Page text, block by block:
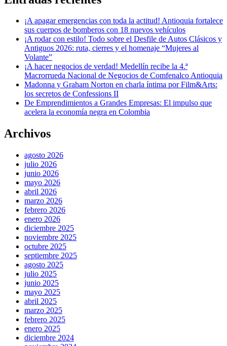
¡A apagar emergencias con toda la actitud! Antioquia fortalece
sus cuerpos de bomberos con 18 nuevos vehículos
¡A rodar con estilo! Todo sobre el Desfile de Autos Clásicos y
Antiguos 2026: ruta, cierres y el homenaje “Mujeres al
Volante”
¡A hacer negocios de verdad! Medellín recibe la 4.ª
Macrorrueda Nacional de Negocios de Comfenalco Antioquia
Madonna y Graham Norton en charla íntima por Film&Arts:
los secretos de Confessions II
De Emprendimientos a Grandes Empresas: El impulso que
acelera la economía negra en Colombia
Archivos
agosto 2026
julio 2026
junio 2026
mayo 2026
abril 2026
marzo 2026
febrero 2026
enero 2026
diciembre 2025
noviembre 2025
octubre 2025
septiembre 2025
agosto 2025
julio 2025
junio 2025
mayo 2025
abril 2025
marzo 2025
febrero 2025
enero 2025
diciembre 2024